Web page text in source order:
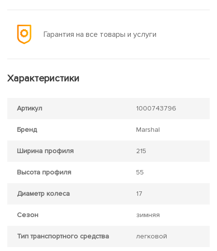
Гарантия на все товары и услуги
Характеристики
Артикул 1000743796
Бренд Marshal
Ширина профиля 215
Высота профиля 55
Диаметр колеса 17
Сезон зимняя
Тип транспортного средства легковой